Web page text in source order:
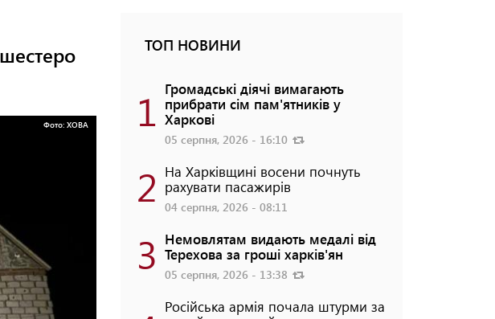
Фото: ХОВА
ТОП НОВИНИ
1 Громадські діячі вимагають
прибрати сім пам'ятників у
Харкові
05 серпня, 2026 - 16:10
2 На Харківщині восени почнуть
рахувати пасажирів
04 серпня, 2026 - 08:11
3 Немовлятам видають медалі від
Терехова за гроші харків'ян
05 серпня, 2026 - 13:38
Російська армія почала штурми за